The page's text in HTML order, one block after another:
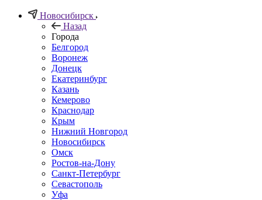
Новосибирск
Назад
Города
Белгород
Воронеж
Донецк
Екатеринбург
Казань
Кемерово
Краснодар
Крым
Нижний Новгород
Новосибирск
Омск
Ростов-на-Дону
Санкт-Петербург
Севастополь
Уфа